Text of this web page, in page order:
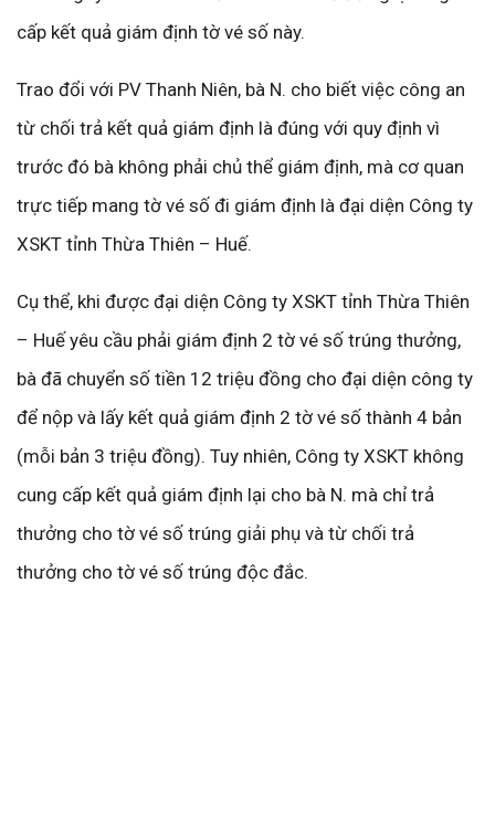
cấp kết quả giám định tờ vé số này.
Trao đổi với PV Thanh Niên, bà N. cho biết việc công an
từ chối trả kết quả giám định là đúng với quy định vì
trước đó bà không phải chủ thể giám định, mà cơ quan
trực tiếp mang tờ vé số đi giám định là đại diện Công ty
XSKT tỉnh Thừa Thiên – Huế.
Cụ thể, khi được đại diện Công ty XSKT tỉnh Thừa Thiên
– Huế yêu cầu phải giám định 2 tờ vé số trúng thưởng,
bà đã chuyển số tiền 12 triệu đồng cho đại diện công ty
để nộp và lấy kết quả giám định 2 tờ vé số thành 4 bản
(mỗi bản 3 triệu đồng). Tuy nhiên, Công ty XSKT không
cung cấp kết quả giám định lại cho bà N. mà chỉ trả
thưởng cho tờ vé số trúng giải phụ và từ chối trả
thưởng cho tờ vé số trúng độc đắc.